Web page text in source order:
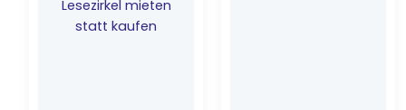
7,99 €
1,35 €.